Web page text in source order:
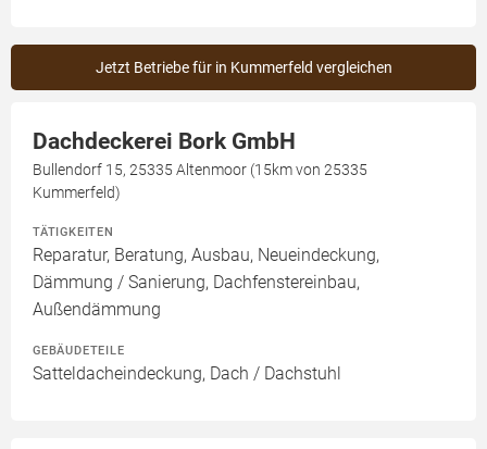
Jetzt Betriebe für in Kummerfeld vergleichen
Dachdeckerei Bork GmbH
Bullendorf 15, 25335 Altenmoor (15km von 25335
Kummerfeld)
TÄTIGKEITEN
Reparatur, Beratung, Ausbau, Neueindeckung,
Dämmung / Sanierung, Dachfenstereinbau,
Außendämmung
GEBÄUDETEILE
Satteldacheindeckung, Dach / Dachstuhl